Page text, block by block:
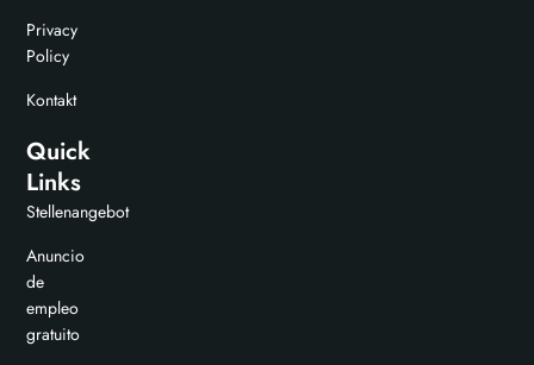
Privacy
Policy
Kontakt
Quick
Links
Stellenangebot
Anuncio
de
empleo
gratuito